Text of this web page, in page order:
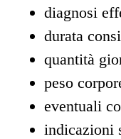
diagnosi
durata
quantità
peso
eventuali
indicazioni